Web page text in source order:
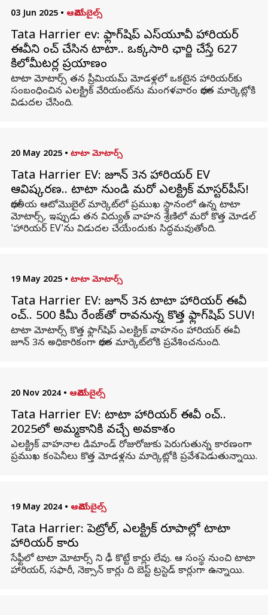
03 Jun 2025 • ఆటోమొబైల్స్
Tata Harrier ev: ఫ్లాగ్‌షిప్‌ ఎస్‌యూవీ హారియర్‌
ఈవీని లాంచ్‌ చేసిన టాటా.. ఒక్కసారి ఛార్జి చేస్తే 627
కిలోమీటర్ల ప్రయాణం
టాటా మోటార్స్‌ తన ప్రీమియమ్‌ మోడళ్లలో ఒకటైన హారియర్‌కు
సంబంధించిన ఎలక్ట్రిక్‌ వేరియంట్‌ను మంగళవారం భారత మార్కెట్లోకి
విడుదల చేసింది.
20 May 2025 • టాటా మోటార్స్
Tata Harrier EV: జూన్ 3న హారియర్ EV
ఆవిష్కరణ.. టాటా నుండి మరో ఎలక్ట్రిక్ మాస్టర్‌పీస్!
భారతీయ ఆటోమొబైల్ మార్కెట్‌లో ప్రముఖ స్థానంలో ఉన్న టాటా
మోటార్స్‌, ఇప్పుడు తన విద్యుత్ వాహన శ్రేణిలో మరో కొత్త మోడల్‌
'హారియర్ EV'ను విడుదల చేయేందుకు సిద్ధమవుతోంది.
19 May 2025 • టాటా మోటార్స్
Tata Harrier EV: జూన్ 3న టాటా హారియర్ ఈవీ
లాంచ్‌.. 500 కిమీ రేంజ్‌తో రావనున్న కొత్త ఫ్లాగ్‌షిప్‌ SUV!
టాటా మోటార్స్ కొత్త ఫ్లాగ్‌షిప్ ఎలక్ట్రిక్ వాహనం హారియర్ ఈవీ
జూన్ 3న అధికారికంగా భారత మార్కెట్‌లోకి ప్రవేశించనుంది.
20 Nov 2024 • ఆటోమొబైల్స్
Tata Harrier EV: టాటా హారియర్ ఈవీ లాంచ్..
2025లో అమ్మకానికి వచ్చే అవకాశం
ఎలక్ట్రిక్ వాహనాల డిమాండ్ రోజురోజుకు పెరుగుతున్న కారణంగా
ప్రముఖ కంపెనీలు కొత్త మోడళ్లను మార్కెట్లోకి ప్రవేశపెడుతున్నాయి.
19 May 2024 • ఆటోమొబైల్స్
Tata Harrier: పెట్రోల్‌, ఎలక్ట్రిక్‌ రూపాల్లో టాటా
హారియర్‌ కారు
సేఫ్టీలో టాటా మోటార్స్ ని ఢీ కొట్టే కార్లు లేవు. ఆ సంస్థ నుంచి టాటా
హారియర్‌, సఫారీ, నెక్సాన్‌ కార్లు ది బెస్ట్‌ ట్రస్టెడ్ కార్లుగా ఉన్నాయి.